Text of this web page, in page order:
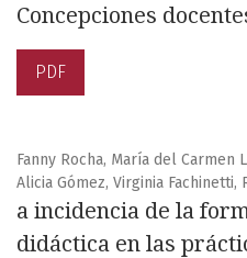
Concepciones
PDF
Fanny Rocha, María del Carmen
Alicia Gómez, Virginia Fachinetti,
a incidencia de la
didáctica en las